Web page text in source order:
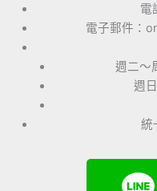
電
電子郵件：
週二～
週
統